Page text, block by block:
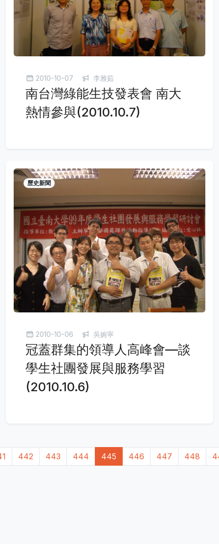
2010-10-07 李雅茹
南台灣綠能生技發表會 南大
熱情參與(2010.10.7)
歷史新聞
2010-10-06 吳婉寧
冠蓋群集的領導人高峰會—談
學生社團發展與服務學習
(2010.10.6)
442 443 444 445 446 447 448